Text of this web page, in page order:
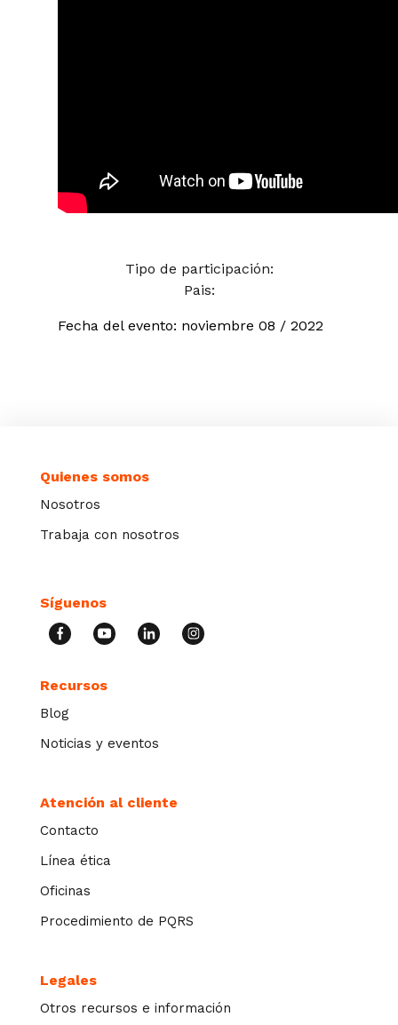
Tipo de participación:
Pais:
Fecha del evento: noviembre 08 / 2022
Quienes somos
Nosotros
Trabaja con nosotros
Síguenos
Recursos
Blog
Noticias y eventos
Atención al cliente
Contacto
Línea ética
Oficinas
Procedimiento de PQRS
Legales
Otros recursos e información